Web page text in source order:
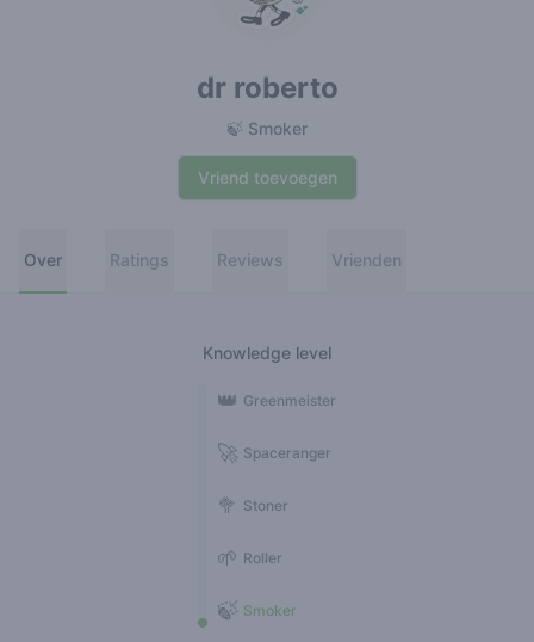
dr roberto
🍃 Smoker
Vriend toevoegen
Over Ratings Reviews Vrienden
Knowledge level
🍃 Smoker
🌱 Roller
🥦 Stoner
🚀 Spaceranger
👑 Greenmeister